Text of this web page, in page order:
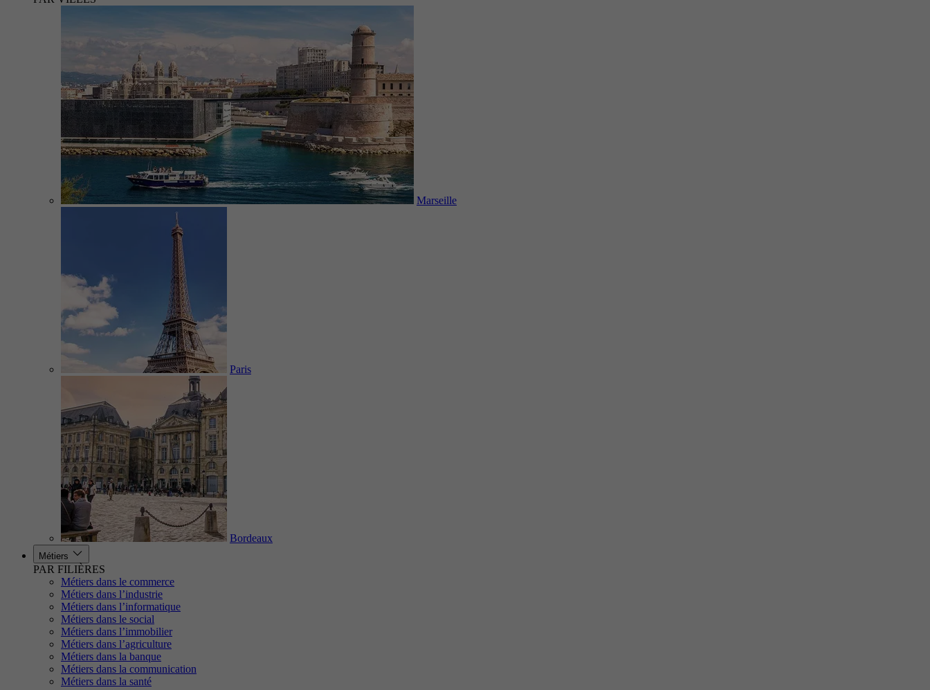
Marseille
Paris
Bordeaux
Métiers
PAR FILIÈRES
Métiers dans le commerce
Métiers dans l’industrie
Métiers dans l’informatique
Métiers dans le social
Métiers dans l’immobilier
Métiers dans l’agriculture
Métiers dans la banque
Métiers dans la communication
Métiers dans la santé